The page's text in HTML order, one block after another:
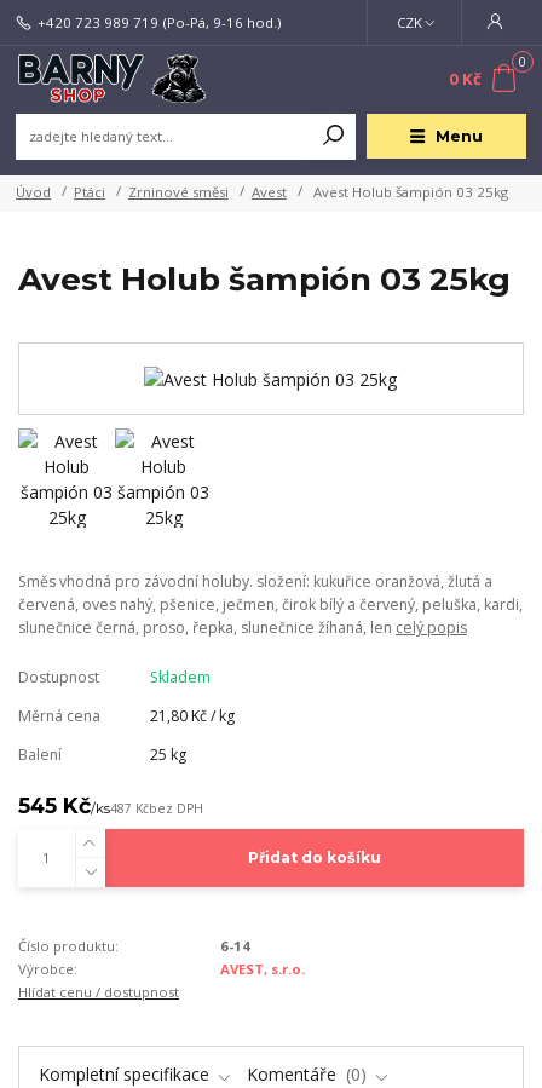
Menu
CZK
+420 723 989 719 (Po-Pá, 9-16 hod.)
0
0 Kč
Úvod Ptáci Zrninové směsi Avest Avest Holub šampión 03 25kg
Avest Holub šampión 03 25kg
Směs vhodná pro závodní holuby. složení: kukuřice oranžová, žlutá a
červená, oves nahý, pšenice, ječmen, čirok bílý a červený, peluška, kardi,
slunečnice černá, proso, řepka, slunečnice žíhaná, len celý popis
Dostupnost
Skladem
Měrná cena
21,80 Kč / kg
Balení
25 kg
545 Kč/ks487 Kčbez DPH
Přidat do košíku
Číslo produktu:
6-14
Výrobce:
AVEST, s.r.o.
Hlídat cenu / dostupnost
Kompletní specifikace Komentáře
0